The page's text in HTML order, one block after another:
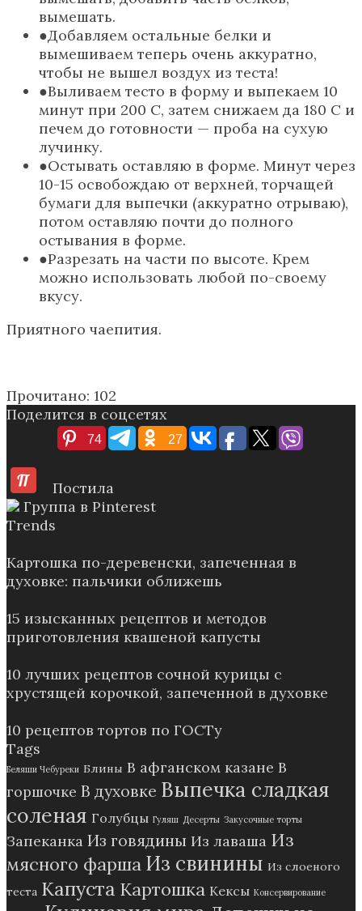
вымешать.
Добавляем остальные белки и
вымешиваем теперь очень аккуратно,
чтобы не вышел воздух из теста!
Выливаем тесто в форму и выпекаем 10
минут при 200 С, затем снижаем да 180 С и
печем до готовности — проба на сухую
лучинку.
Остывать оставляю в форме. Минут через
10-15 освобождаю от верхней, торчащей
бумаги для выпечки (аккуратно отрываю),
потом оставляю почти до полного
остывания в форме.
Разрезать на части по высоте. Крем
можно использовать любой по-своему
вкусу.
Приятного чаепития.
Прочитано: 102
Поделится в соцсетях
74 27
Постила
Группа в Pinterest
Trends
Картошка по-деревенски, запеченная в
духовке: пальчики оближешь
15 изысканных рецептов и методов
приготовления квашеной капусты
10 лучших рецептов сочной курицы с
хрустящей корочкой, запеченной в духовке
10 рецептов тортов по ГОСТу
Tags
Беляши Чебуреки Блины В афганском казане В
горшочке В духовке Выпечка сладкая
соленая Голубцы Гуляш Десерты Закусочные торты
Запеканка Из говядины Из лаваша Из
мясного фарша Из свинины Из слоеного
теста Капуста Картошка Кексы Консервирование